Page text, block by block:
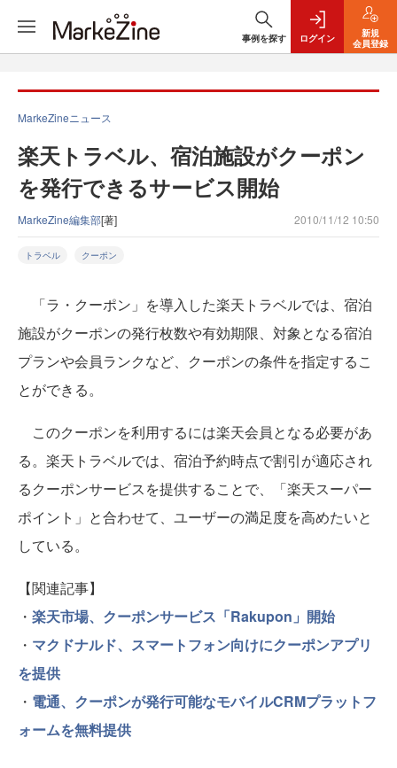
事例を探す ログイン
新規
会員登録
MarkeZineニュース
楽天トラベル、宿泊施設がクーポン
を発行できるサービス開始
MarkeZine編集部[著] 2010/11/12 10:50
トラベル クーポン
「ラ・クーポン」を導入した楽天トラベルでは、宿泊
施設がクーポンの発行枚数や有効期限、対象となる宿泊
プランや会員ランクなど、クーポンの条件を指定するこ
とができる。
このクーポンを利用するには楽天会員となる必要があ
る。楽天トラベルでは、宿泊予約時点で割引が適応され
るクーポンサービスを提供することで、「楽天スーパー
ポイント」と合わせて、ユーザーの満足度を高めたいと
している。
【関連記事】
・ 楽天市場、クーポンサービス「Rakupon」開始
・ マクドナルド、スマートフォン向けにクーポンアプリ
を提供
・ 電通、クーポンが発行可能なモバイルCRMプラットフ
ォームを無料提供